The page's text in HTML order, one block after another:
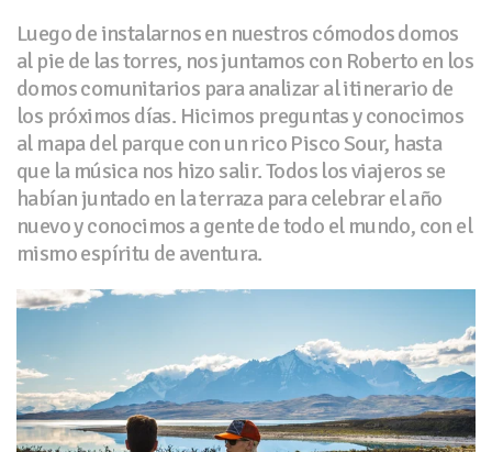
Luego de instalarnos en nuestros cómodos domos
al pie de las torres, nos juntamos con Roberto en los
domos comunitarios para analizar al itinerario de
los próximos días. Hicimos preguntas y conocimos
al mapa del parque con un rico Pisco Sour, hasta
que la música nos hizo salir. Todos los viajeros se
habían juntado en la terraza para celebrar el año
nuevo y conocimos a gente de todo el mundo, con el
mismo espíritu de aventura.